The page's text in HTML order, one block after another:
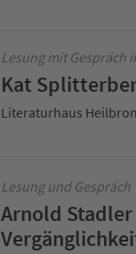
Lesung mit Gespräch
Kat
Literaturhaus
Lesung und Gespräch
Arnold